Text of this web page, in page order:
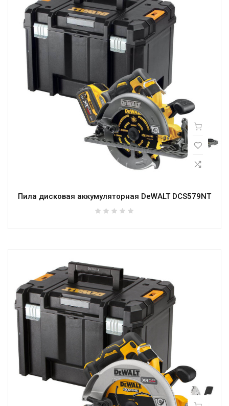
Пила дисковая аккумуляторная DeWALT DCS579NT